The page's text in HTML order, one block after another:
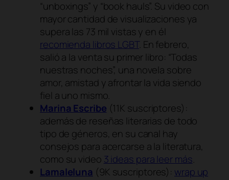
“unboxings” y “book hauls”. Su video con
mayor cantidad de visualizaciones ya
supera las 73 mil vistas y en él
recomienda libros LGBT. En febrero,
salió a la venta su primer libro: “Todas
nuestras noches”, una novela sobre
amor, amistad y afrontar la vida siendo
fiel a uno mismo.
Marina Escribe (11K suscriptores):
además de reseñas literarias de todo
tipo de géneros, en su canal hay
consejos para acercarse a la literatura,
como su video 3 ideas para leer más.
Lamaleluna (9K suscriptores): wrap up